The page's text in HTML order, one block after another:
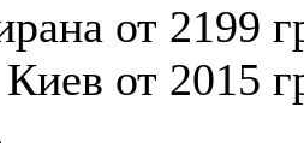
от 2199
от 2015